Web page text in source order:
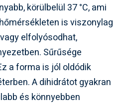
körülbelül 37 °C, ami
is viszonylag
elfolyósodhat,
Sűrűsége
a forma is jól oldódik
A dihidrátot gyakran
és könnyebben